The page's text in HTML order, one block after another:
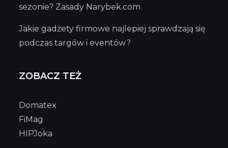
sezonie? Zasady Narybek.com
Jakie gadżety firmowe najlepiej sprawdzają się
podczas targów i eventów?
ZOBACZ TEŻ
Domatex
FiMag
HIPJoka